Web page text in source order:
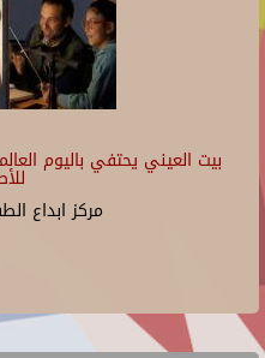
بيت العيني يحتفي باليوم
مركز ابداع